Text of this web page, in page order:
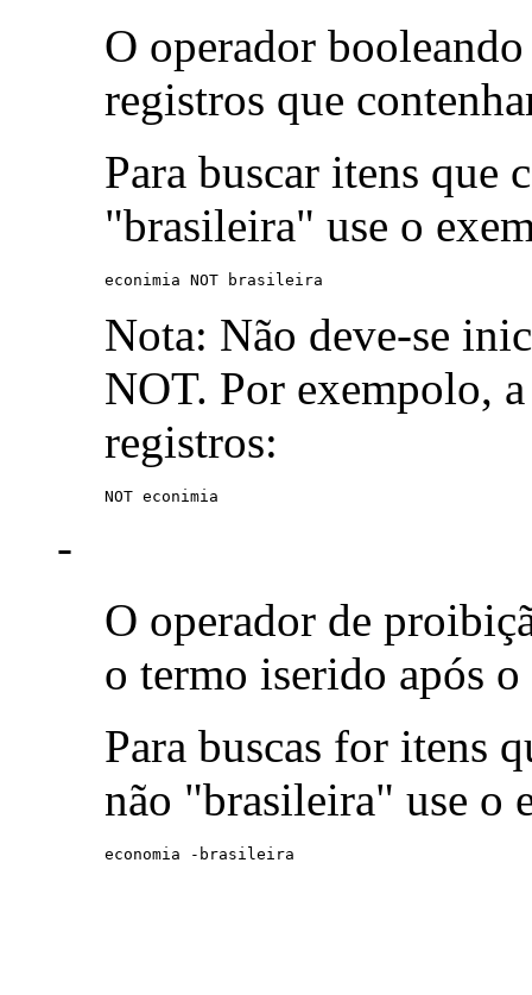
O operador
registros que
Para buscar itens que
"brasileira" use o
econimia NOT brasileira
Nota: Não deve-se
NOT. Por exempolo,
registros:
NOT econimia
-
O operador de
o termo iserido após o
Para buscas for itens
não "brasileira" use o
economia -brasileira